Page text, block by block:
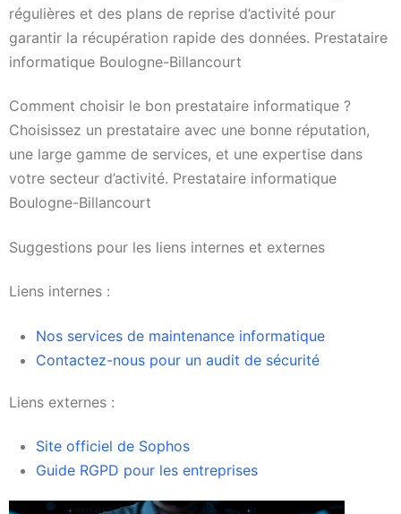
régulières et des plans de reprise d’activité pour
garantir la récupération rapide des données. Prestataire
informatique Boulogne-Billancourt
Comment choisir le bon prestataire informatique ?
Choisissez un prestataire avec une bonne réputation,
une large gamme de services, et une expertise dans
votre secteur d’activité. Prestataire informatique
Boulogne-Billancourt
Suggestions pour les liens internes et externes
Liens internes :
Nos services de maintenance informatique
Contactez-nous pour un audit de sécurité
Liens externes :
Site officiel de Sophos
Guide RGPD pour les entreprises